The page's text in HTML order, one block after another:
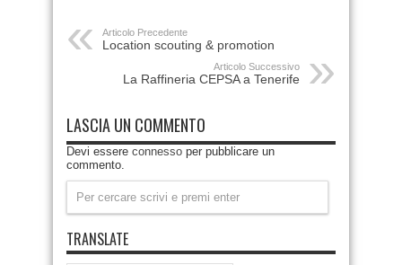
Articolo Precedente
Location scouting & promotion
Articolo Successivo
La Raffineria CEPSA a Tenerife
LASCIA UN COMMENTO
Devi essere connesso per pubblicare un
commento.
TRANSLATE